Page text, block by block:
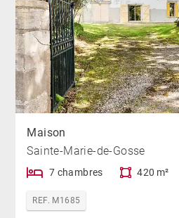
Maison
Sainte-Marie-de-Gosse
7 chambres 420 m²
REF. M1685